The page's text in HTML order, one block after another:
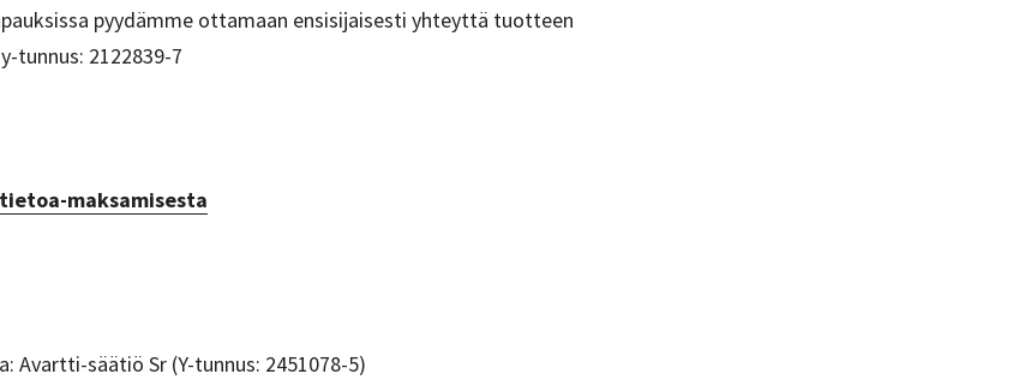
pyydämme ottamaan ensisijaisesti yhteyttä tuotteen
tunnus: 2122839-7
maksamisesta
Avartti-säätiö Sr (Y-tunnus: 2451078-5)